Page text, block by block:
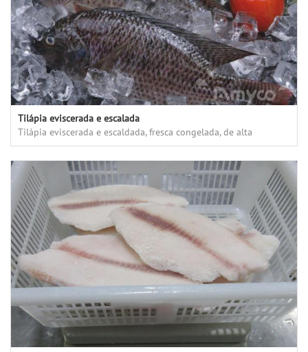
Tilápia eviscerada e escalada
Tilápia eviscerada e escaldada, fresca congelada, de alta
qualidade, bom gosto